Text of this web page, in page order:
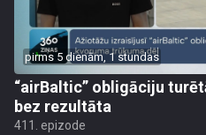
pirms 5 dienām, 1 stundas
“airBaltic” obligāciju
bez rezultāta
411. epizode